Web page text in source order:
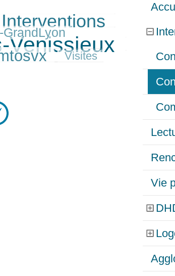
Vie
Interventions
Venissieux
Visites